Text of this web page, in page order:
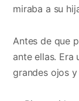
miraba a su
Antes de que
ante ellas. Era
grandes ojos